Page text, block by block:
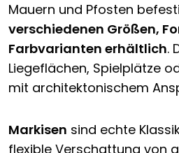
Mauern und Pfosten
verschiedenen Größen,
Farbvarianten erhältlich.
Liegeflächen, Spielplätze
mit architektonischem
Markisen sind echte
flexible Verschattung von